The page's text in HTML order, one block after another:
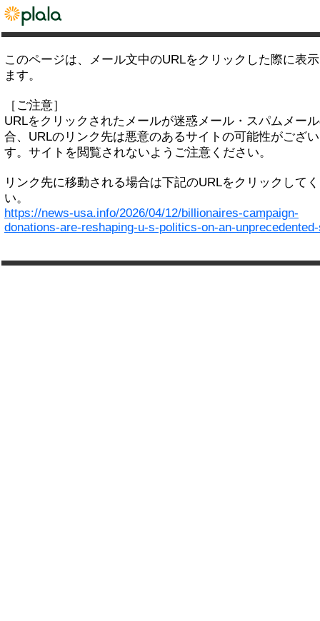
このページは、メール文中のURLをクリックした際に表
ます。
［ご注意］
URLをクリックされたメールが迷惑メール・スパムメー
合、URLのリンク先は悪意のあるサイトの可能性がござ
す。サイトを閲覧されないようご注意ください。
リンク先に移動される場合は下記のURLをクリックして
い。
https://news-usa.info/2026/04/12/billionaires-campaign-
donations-are-reshaping-u-s-politics-on-an-